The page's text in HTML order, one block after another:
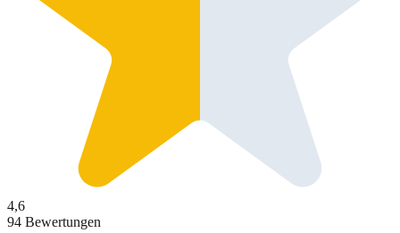
4,6
94 Bewertungen